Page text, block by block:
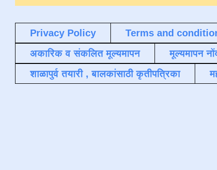
Privacy Policy
Terms and
अकारिक व संकलित मूल्यमापन
मूल्यमापन
शाळापुर्व तयारी , बालकांसाठी कृतीपत्रिका